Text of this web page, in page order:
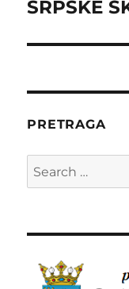
post:
SRPSKE
PRETRAGA
Search
for: